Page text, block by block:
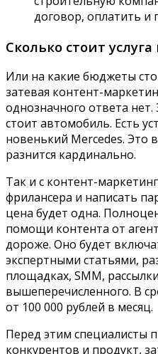
договор, оплатить и
Сколько стоит
Или на какие бюджеты
затевая контент-
однозначного ответа нет.
стоит автомобиль. Есть
новенький Mercedes. Это
разнится кардинально.
Так и с контент-
фрилансера и написать
цена будет одна.
помощи контента от
дороже. Оно будет
экспертными статьями,
площадках, SMM,
вышеперечисленного. В
от 100 000 рублей в месяц.
Перед этим специалисты
конкурентов и продукт,